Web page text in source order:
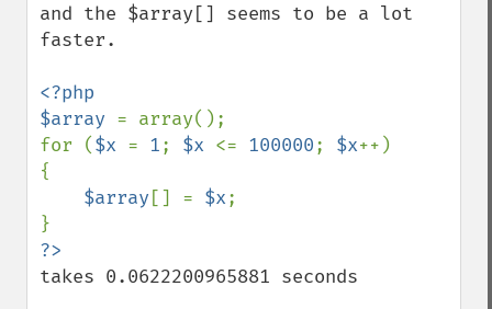
and the $array[] seems to be a lot
faster.
<?php
$array = array();
for ($x = 1; $x <= 100000; $x++)
{
$array [] = $x;
takes 0.0622200965881 seconds